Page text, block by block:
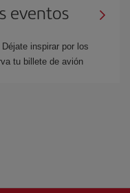
eventos
inspirar por los
tu billete de avión